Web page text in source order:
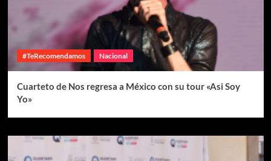
#TeRecomendamos Nacional
Cuarteto de Nos regresa a México con su tour «Asi Soy
Yo»